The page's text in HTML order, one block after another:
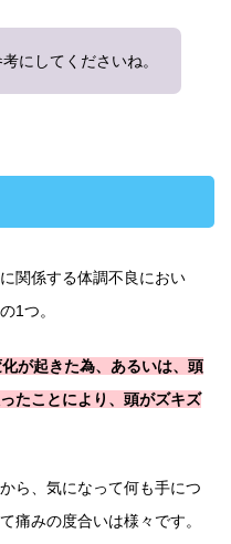
にしてくださいね。
関係する体調不良におい
1つ。
が起きた為、あるいは、頭
たことにより、頭がズキズ
ら、気になって何も手につ
痛みの度合いは様々です。